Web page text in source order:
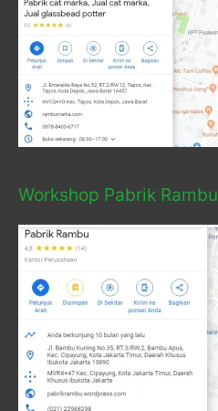
Workshop Pabrik Rambu